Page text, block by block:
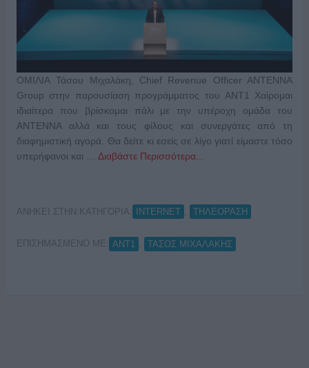
ΟΜΙΛΙΑ Τάσου Μιχαλάκη, Chief Revenue Officer ANTENNA
Group στην παρουσίαση προγράμματος του ΑΝΤ1 Χαίρομαι
ιδιαίτερα που βρίσκομαι πάλι με την υπέροχη ομάδα του
ΑΝΤΕΝΝΑ αλλά και τους φίλους και συνεργάτες από τη
διαφημιστική αγορά. Θα δείτε κι εσείς σε λίγο γιατί είμαστε τόσο
υπερήφανοι και … Διαβάστε Περισσότερα...
ΑΝΗΚΕΙ ΣΤΗΝ ΚΑΤΗΓΟΡΙΑ: INTERNET ΤΗΛΕΟΡΑΣΗ
ΕΠΙΣΗΜΑΣΜΕΝΟ ΜΕ: ΑΝΤ1 ΤΑΣΟΣ ΜΙΧΑΛΑΚΗΣ